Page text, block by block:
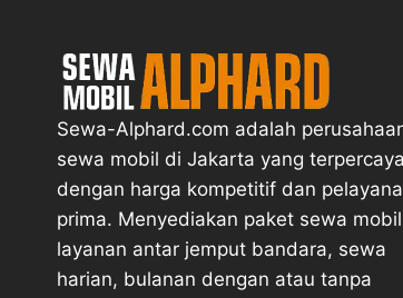
Sewa-Alphard.com adalah
sewa mobil di Jakarta yang terpercaya
dengan harga kompetitif dan
prima. Menyediakan paket sewa
layanan antar jemput bandara, sewa
harian, bulanan dengan atau tanpa